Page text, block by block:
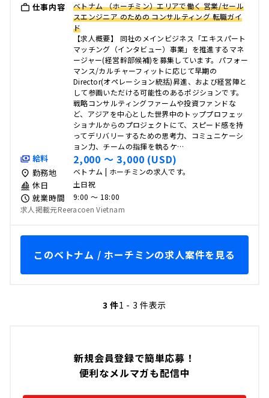
新規会員登録で簡単応募！
便利なメルマガも配信中
仕事内容
ベトナム （ホーチミン）エリアで働く 営業/セール
スエンジニア のための コンサルティング 転職ガイ
ド
【求人概要】 同社のメインビジネス「エキスパート
マッチング（インタビュー）事業」を推進するマネ
ージャー(経営幹部候補)を募集しています。パフォー
マンス/カルチャーフィットに応じて早期の
Director(オペレーション統括)昇進、および経営陣と
して参画いただける可能性のあるポジションです。
戦略コンサルティングファームや投資ファンドな
ど、アジアを中心とした世界中のトッププロフェッ
ショナルからのプロジェクトにて、スピード感を持
ってデリバリーするための思考力、コミュニケーシ
ョン力、チームの指揮を執るケ…
給料 2,000 〜 3,000 (USD)
勤務地 ベトナム | ホーチミンの求人です。
休日 土日祝
就業時間
9:00 〜 18:00
求人掲載元Reeracoen Vietnam
このベトナム / ホーチミンの求人案件を見る
3 件1 - 3 件表示